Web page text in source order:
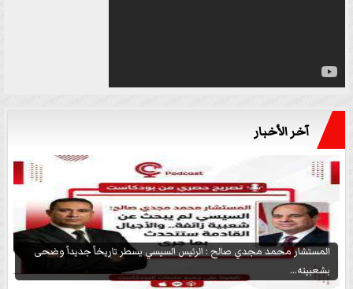
آخر الأخبار
المستشار محمد مجدي صالح : الرئيس السيسي يسطر تاريخاً جديداً وضحى
بشعبيته...